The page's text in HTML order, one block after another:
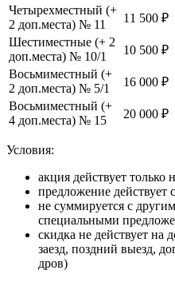
Четырехместный (+
2 доп.места) № 11
11 500 ₽
Шестиместные (+ 2
доп.места) № 10/1
10 500 ₽
Восьмиместный (+
2 доп.места) № 5/1
16 000 ₽
Восьмиместный (+
4 доп.места) № 15
20 000 ₽
Условия:
акция действует
предложение действует
не суммируется с
специальными
скидка не действует на
заезд, поздний выезд,
дров)